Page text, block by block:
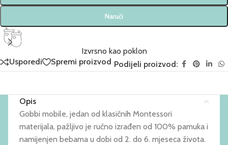
Naruči
Izvrsno kao poklon
Usporedi
Spremi proizvod Podijeli proizvod:
Opis
Gobbi mobile, jedan od klasičnih Montessori
materijala, pažljivo je ručno izrađen od 100% pamuka i
namijenjen bebama u dobi od 2. do 6. mjeseca života.